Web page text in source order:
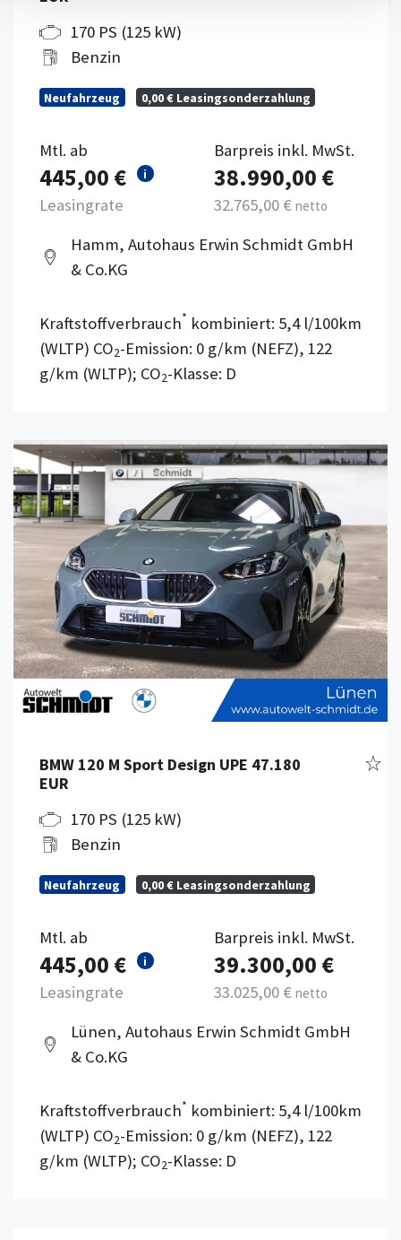
170 PS (125 kW)
Benzin
Neufahrzeug 0,00 € Leasingsonderzahlung
Mtl. ab
445,00 € i
Leasingrate
Barpreis inkl. MwSt.
38.990,00 €
32.765,00 € netto
Hamm, Autohaus Erwin Schmidt GmbH
& Co.KG
Kraftstoffverbrauch* kombiniert: 5,4 l/100km
(WLTP) CO2-Emission: 0 g/km (NEFZ), 122
g/km (WLTP); CO2-Klasse: D
Details anzeigen
BMW 120 M Sport Design UPE 47.180
EUR
170 PS (125 kW)
Benzin
Neufahrzeug 0,00 € Leasingsonderzahlung
Mtl. ab
445,00 € i
Leasingrate
Barpreis inkl. MwSt.
39.300,00 €
33.025,00 € netto
Lünen, Autohaus Erwin Schmidt GmbH
& Co.KG
Kraftstoffverbrauch* kombiniert: 5,4 l/100km
(WLTP) CO2-Emission: 0 g/km (NEFZ), 122
g/km (WLTP); CO2-Klasse: D